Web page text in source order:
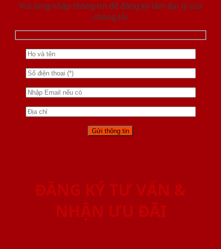
Vui lòng nhập thông tin để đăng ký làm đại lý của
chúng tôi
ĐĂNG KÝ TƯ VẤN &
NHẬN ƯU ĐÃI